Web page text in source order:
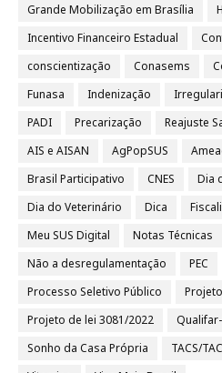
Grande Mobilização em Brasília
Incentivo Financeiro Estadual
conscientização
Conasems
Funasa
Indenização
PADI
Precarização Reajuste
AIS e AISAN
AgPopSUS
Brasil Participativo
CNES
Dia
Dia do Veterinário
Dica
Meu SUS Digital
Notas Técnicas
Não a desregulamentação
PEC
Processo Seletivo Público
Projeto de lei 3081/2022
Qualifar-
Sonho da Casa Própria
TACS/